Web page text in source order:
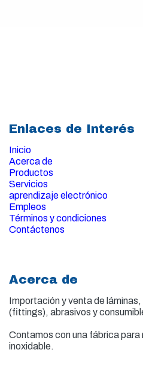
Enlaces de Interés
Inicio
Acerca de
Productos
Servicios
aprendizaje electrónico
Empleos
Términos y condiciones
Contáctenos
Acerca de
Importación y venta de
(fittings), abrasivos y
Contamos con una fábrica
inoxidable.